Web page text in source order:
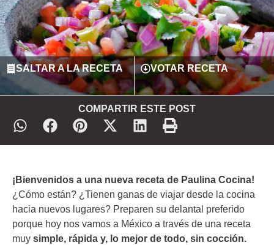
SALTAR A LA RECETA VOTAR RECETA
COMPARTIR ESTE POST
¡Bienvenidos a una nueva receta de Paulina Cocina!
¿Cómo están? ¿Tienen ganas de viajar desde la cocina
hacia nuevos lugares? Preparen su delantal preferido
porque hoy nos vamos a México a través de una receta
muy simple, rápida y, lo mejor de todo, sin cocción.